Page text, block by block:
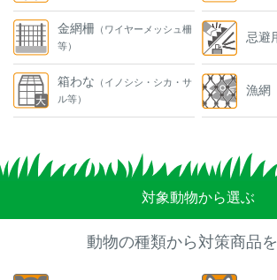
金網柵 （ワイヤーメッシュ柵
等）
箱わな （イノシシ・シカ・サ
ル等）
忌避
漁網
対象動物から選ぶ
動物の種類から対策商品